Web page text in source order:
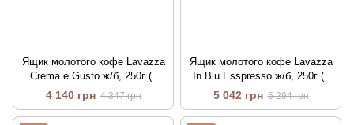
Ящик молотого кофе Lavazza
Crema e Gusto ж/б, 250г (в
ящике 12 шт)
4 140 грн 4 347 грн
Ящик молотого кофе Lavazza
In Blu Esspresso ж/б, 250г (в
ящике 12 шт)
5 042 грн 5 294 грн